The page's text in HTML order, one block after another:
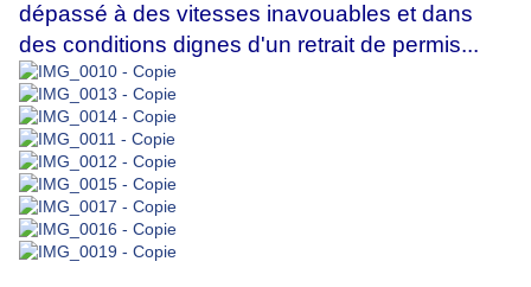
dépassé à des vitesses inavouables et dans
des conditions dignes d'un retrait de permis...